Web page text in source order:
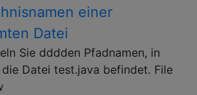
einer
Datei
Sie dddden Pfadnamen, in
Datei test.java befindet. File